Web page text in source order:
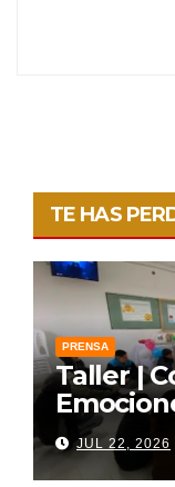
TE HAS
PRENSA
Taller |
JUL 22, 2026